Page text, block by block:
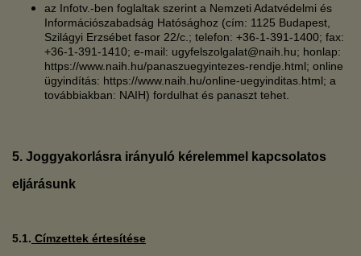
az Infotv.-ben foglaltak szerint a Nemzeti Adatvédelmi és
Információszabadság Hatósághoz (cím: 1125 Budapest,
Szilágyi Erzsébet fasor 22/c.; telefon: +36-1-391-1400; fax:
+36-1-391-1410; e-mail: ugyfelszolgalat@naih.hu; honlap:
https://www.naih.hu/panaszuegyintezes-rendje.html; online
ügyindítás: https://www.naih.hu/online-uegyinditas.html; a
továbbiakban: NAIH) fordulhat és panaszt tehet.
5. Joggyakorlásra irányuló kérelemmel kapcsolatos
eljárásunk
5.1. Címzettek értesítése